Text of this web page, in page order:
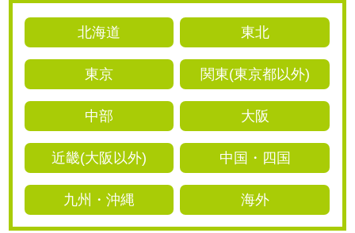
北海道 東北
東京 関東(東京都以外)
中部 大阪
近畿(大阪以外) 中国・四国
九州・沖縄 海外